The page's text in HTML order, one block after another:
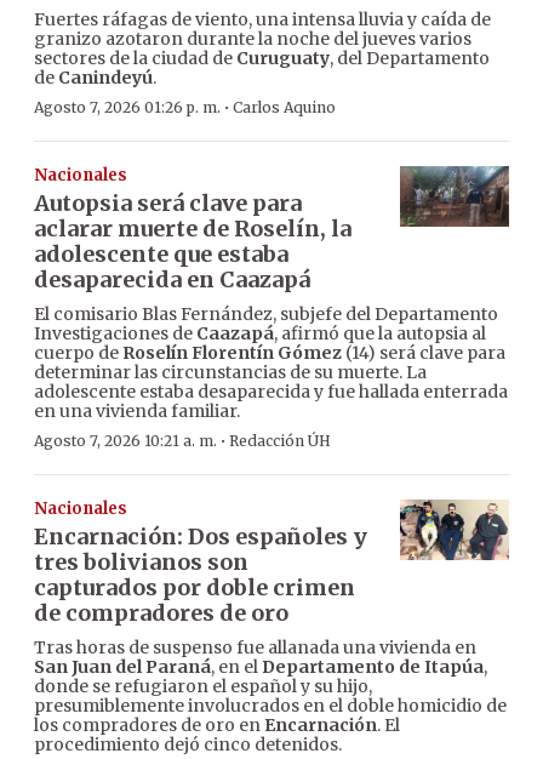
Fuertes ráfagas de viento, una intensa lluvia y caída de
granizo azotaron durante la noche del jueves varios
sectores de la ciudad de Curuguaty, del Departamento
de Canindeyú.
Agosto 7, 2026 01:26 p. m. · Carlos Aquino
Nacionales
Autopsia será clave para
aclarar muerte de Roselín, la
adolescente que estaba
desaparecida en Caazapá
El comisario Blas Fernández, subjefe del Departamento
Investigaciones de Caazapá, afirmó que la autopsia al
cuerpo de Roselín Florentín Gómez (14) será clave para
determinar las circunstancias de su muerte. La
adolescente estaba desaparecida y fue hallada enterrada
en una vivienda familiar.
Agosto 7, 2026 10:21 a. m. · Redacción ÚH
Nacionales
Encarnación: Dos españoles y
tres bolivianos son
capturados por doble crimen
de compradores de oro
Tras horas de suspenso fue allanada una vivienda en
San Juan del Paraná, en el Departamento de Itapúa,
donde se refugiaron el español y su hijo,
presumiblemente involucrados en el doble homicidio de
los compradores de oro en Encarnación. El
procedimiento dejó cinco detenidos.